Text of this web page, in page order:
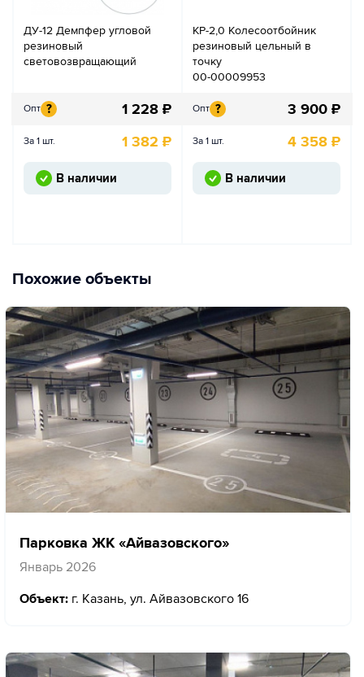
ДУ-12 Демпфер угловой
резиновый
световозвращающий
Опт ? 1 228 ₽
За 1 шт. 1 382 ₽
В наличии
КР-2,0 Колесоотбойник
резиновый цельный в
точку
00-00009953
Опт ? 3 900 ₽
За 1 шт. 4 358 ₽
В наличии
Похожие объекты
Парковка ЖК «Айвазовского»
Январь 2026
Объект: г. Казань, ул. Айвазовского 16